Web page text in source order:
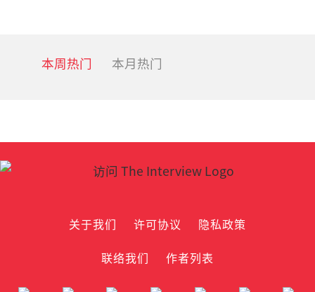
本周热门 本月热门
关于我们 许可协议
隐私政策
联络我们
作者列表